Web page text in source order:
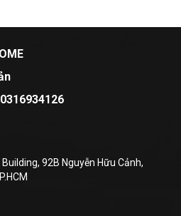
92B Nguyễn Hữu Cảnh,